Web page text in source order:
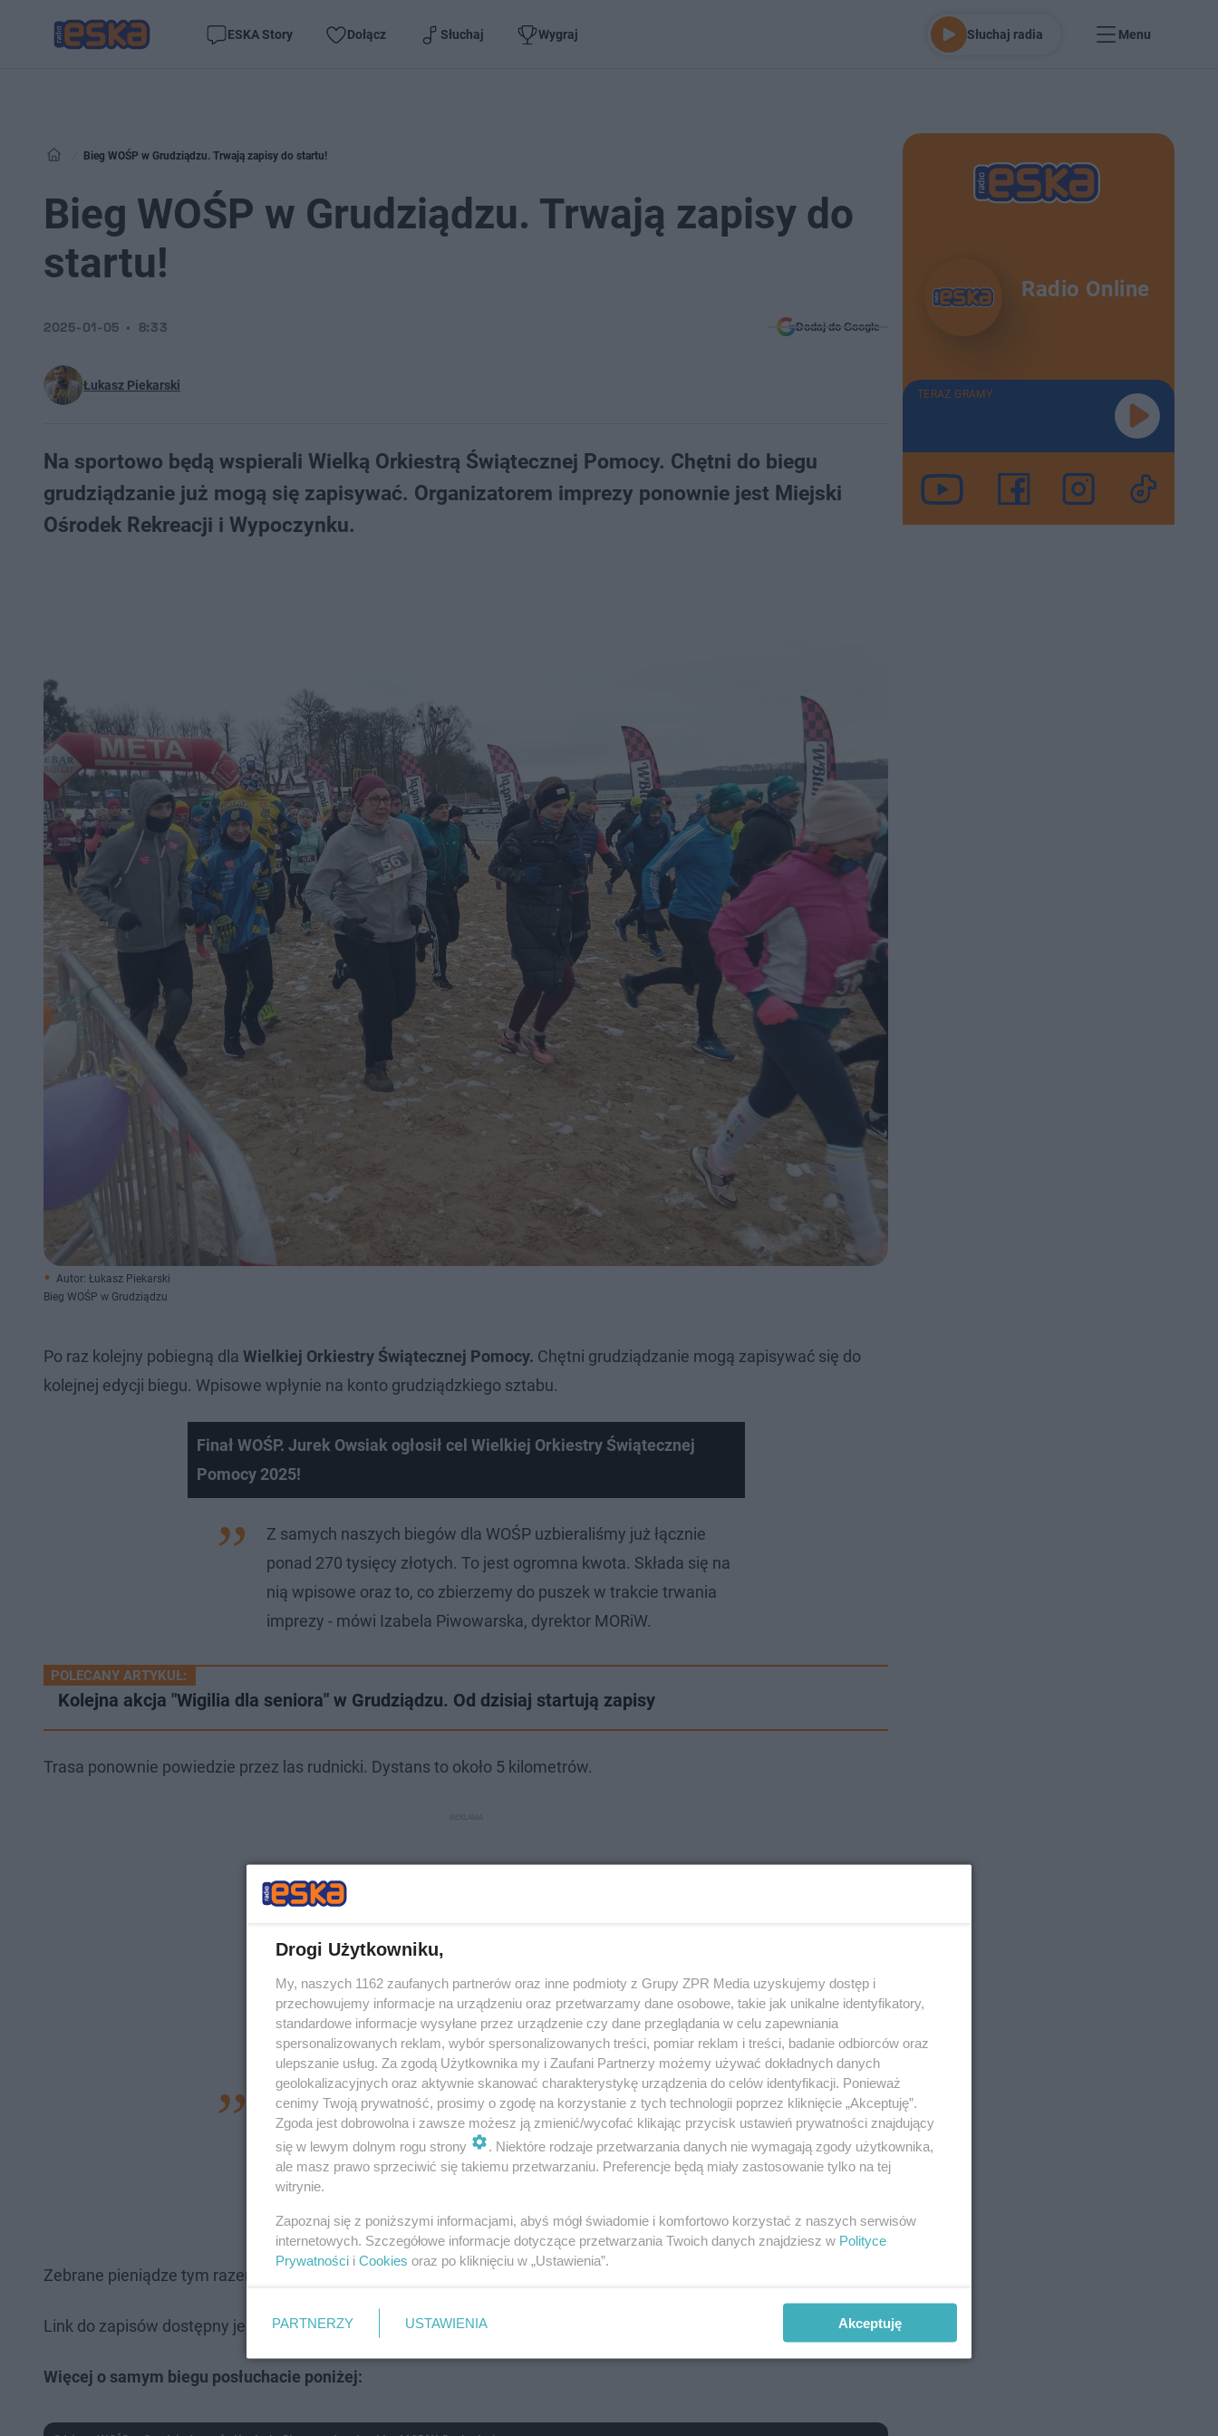
ESKA Story Dołącz Słuchaj Wygraj Słuchaj radia Menu
Bieg WOŚP w Grudziądzu. Trwają zapisy do startu!
Bieg WOŚP w Grudziądzu. Trwają zapisy do
startu!
Łukasz Piekarski
2025-01-05 8:33 Dodaj do Google
Na sportowo będą wspierali Wielką Orkiestrą Świątecznej Pomocy. Chętni do biegu
grudziądzanie już mogą się zapisywać. Organizatorem imprezy ponownie jest Miejski
Ośrodek Rekreacji i Wypoczynku.
Autor: Łukasz Piekarski
Bieg WOŚP w Grudziądzu
Po raz kolejny pobiegną dla Wielkiej Orkiestry Świątecznej Pomocy. Chętni grudziądzanie mogą zapisywać się do
kolejnej edycji biegu. Wpisowe wpłynie na konto grudziądzkiego sztabu.
Finał WOŚP. Jurek Owsiak ogłosił cel Wielkiej Orkiestry Świątecznej
Pomocy 2025!
Spróbuj ponownie
Z samych naszych biegów dla WOŚP uzbieraliśmy już łącznie
ponad 270 tysięcy złotych. To jest ogromna kwota. Składa się na
nią wpisowe oraz to, co zbierzemy do puszek w trakcie trwania
imprezy - mówi Izabela Piwowarska, dyrektor MORiW.
POLECANY ARTYKUŁ:
Kolejna akcja "Wigilia dla seniora" w Grudziądzu. Od dzisiaj startują zapisy
Trasa ponownie powiedzie przez las rudnicki. Dystans to około 5 kilometrów.
Trasę przygotowuje dla nas Mariusz Janowski. Wiemy już, że
podczas naszego biegu będzie już otwarta część ulicy
Południowej, od ronda do plaży. Będzie towarzyszyła jej ścieżka
pieszo-rowerowa. Być może uda nam się ją wykorzystać na
potrzeby biegu - dodaje Piwowarska.
Zebrane pieniądze tym razem zostaną przekazane na cel wspierania hematologii i onkologii dziecięcej.
Link do zapisów dostępny jest TUTAJ
Więcej o samym biegu posłuchacie poniżej:
Radio Online
TERAZ GRAMY
Drogi Użytkowniku,
My, naszych 1162 zaufanych partnerów oraz inne podmioty z Grupy ZPR Media uzyskujemy dostęp i
przechowujemy informacje na urządzeniu oraz przetwarzamy dane osobowe, takie jak unikalne identyfikatory,
standardowe informacje wysyłane przez urządzenie czy dane przeglądania w celu zapewniania
spersonalizowanych reklam, wybór spersonalizowanych treści, pomiar reklam i treści, badanie odbiorców oraz
ulepszanie usług. Za zgodą Użytkownika my i Zaufani Partnerzy możemy używać dokładnych danych
geolokalizacyjnych oraz aktywnie skanować charakterystykę urządzenia do celów identyfikacji. Ponieważ
cenimy Twoją prywatność, prosimy o zgodę na korzystanie z tych technologii poprzez kliknięcie „Akceptuję”.
Zgoda jest dobrowolna i zawsze możesz ją zmienić/wycofać klikając przycisk ustawień prywatności znajdujący
się w lewym dolnym rogu strony
. Niektóre rodzaje przetwarzania danych nie wymagają zgody użytkownika,
ale masz prawo sprzeciwić się takiemu przetwarzaniu. Preferencje będą miały zastosowanie tylko na tej
witrynie.
Zapoznaj się z poniższymi informacjami, abyś mógł świadomie i komfortowo korzystać z naszych serwisów
internetowych. Szczegółowe informacje dotyczące przetwarzania Twoich danych znajdziesz w Polityce
Prywatności i Cookies oraz po kliknięciu w „Ustawienia”.
PARTNERZY USTAWIENIA Akceptuję